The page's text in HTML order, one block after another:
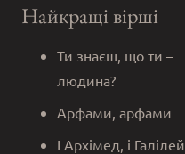
Найкращі вірші
Ти знаєш, що ти –
людина?
Арфами, арфами
І Архімед, і Галілей